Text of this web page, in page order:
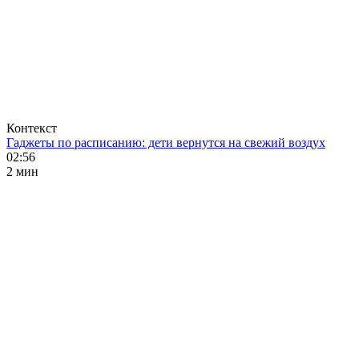
Контекст
Гаджеты по расписанию: дети вернутся на свежий воздух
02:56
2 мин